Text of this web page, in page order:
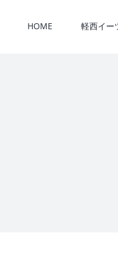
HOME 軽西イー